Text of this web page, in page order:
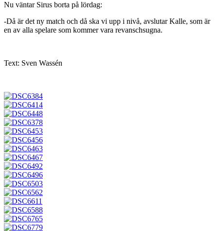
Nu väntar Sirus borta på lördag:
-Då är det ny match och då ska vi upp i nivå, avslutar Kalle, som är
en av alla spelare som kommer vara revanschsugna.
Text: Sven Wassén